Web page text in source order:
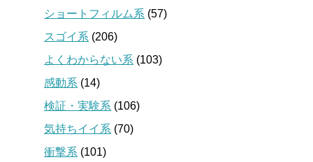
ショートフィルム系 (57)
スゴイ系 (206)
よくわからない系 (103)
感動系 (14)
検証・実験系 (106)
気持ちイイ系 (70)
衝撃系 (101)